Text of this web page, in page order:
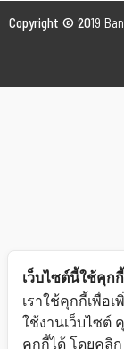
Copyright © 2019
เว็บไซต์นี้ใช้คุกกี้
เราใช้คุกกี้เพื่อ
ใช้งานเว็บไซต์
คุกกี้ได้ โดยคลิ